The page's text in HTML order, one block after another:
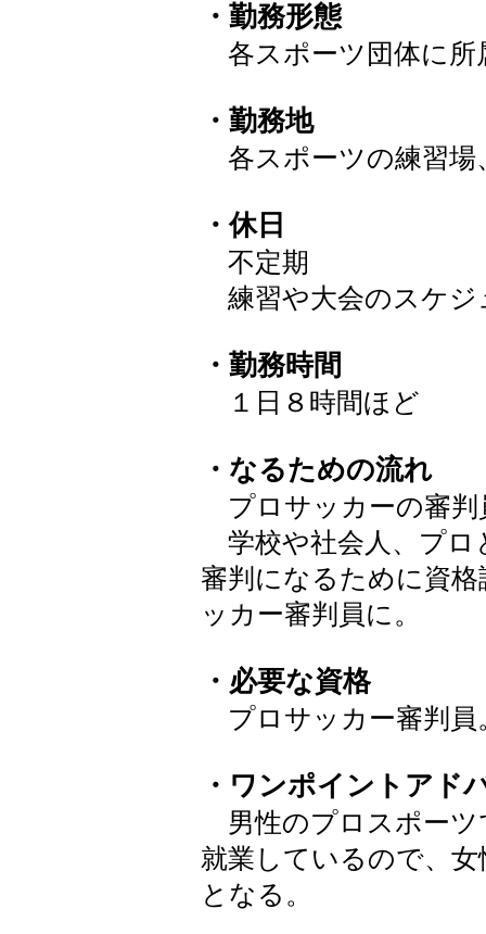
・勤務形態
各スポーツ団体に所
・勤務地
各スポーツの練習場
・休日
不定期
練習や大会のスケジ
・勤務時間
１日８時間ほど
・なるための流れ
プロサッカーの審判
学校や社会人、プロ
審判になるために資
ッカー審判員に。
・必要な資格
プロサッカー審判員
・ワンポイントアド
男性のプロスポーツ
就業しているので、
となる。